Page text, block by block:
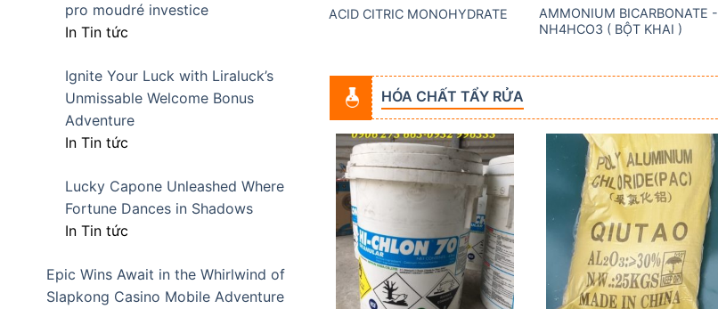
pro moudré investice
In Tin tức
Ignite Your Luck with Liraluck’s
Unmissable Welcome Bonus
Adventure
In Tin tức
Lucky Capone Unleashed Where
Fortune Dances in Shadows
In Tin tức
Epic Wins Await in the Whirlwind of
Slapkong Casino Mobile Adventure
ACID CITRIC MONOHYDRATE
AMMONIUM BICARBONATE -
NH4HCO3 ( BỘT KHAI )
KHIẾT ẤN ĐỘ SODIUM METABISULFIT
HÓA CHẤT TẨY RỬA
Add to
wishlist
Add to
wishlist
Add to
wishlist
Add to
wishlist